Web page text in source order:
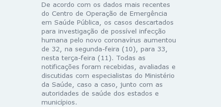
De acordo com os dados mais recentes
do Centro de Operação de Emergência
em Saúde Pública, os casos descartados
para investigação de possível infecção
humana pelo novo coronavírus aumentou
de 32, na segunda-feira (10), para 33,
nesta terça-feira (11). Todas as
notificações foram recebidas, avaliadas e
discutidas com especialistas do Ministério
da Saúde, caso a caso, junto com as
autoridades de saúde dos estados e
municípios.